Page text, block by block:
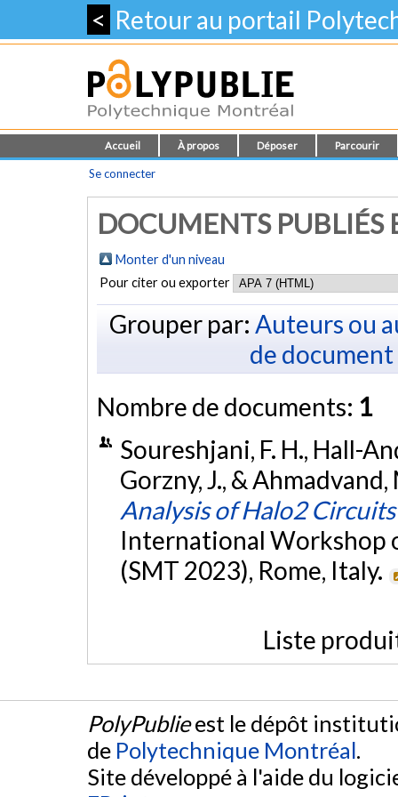
< Retour au portail
Accueil À propos Déposer Parcourir
Se connecter
DOCUMENTS PUBLIÉS
Monter d'un niveau
Pour citer ou exporter
Grouper par: Auteurs ou
de document
Nombre de documents: 1
Soureshjani, F. H., Hall-
Gorzny, J., &
Analysis of Halo2 Circuits
International Workshop
(SMT 2023), Rome, Italy.
Liste
PolyPublieest le dépôt
de Polytechnique Montréal.
Site développé à l'aide du